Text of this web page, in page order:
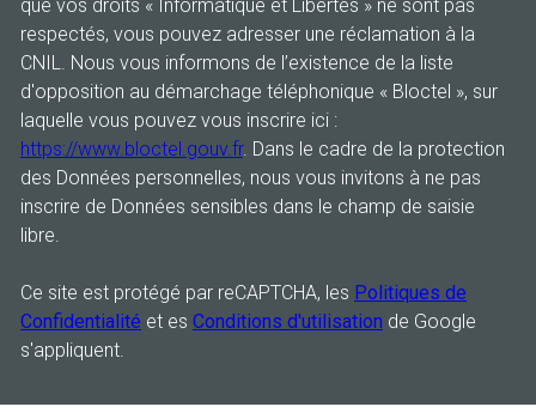
que vos droits « Informatique et Libertés » ne sont pas
respectés, vous pouvez adresser une réclamation à la
CNIL. Nous vous informons de l’existence de la liste
d'opposition au démarchage téléphonique « Bloctel », sur
laquelle vous pouvez vous inscrire ici :
https://www.bloctel.gouv.fr. Dans le cadre de la protection
des Données personnelles, nous vous invitons à ne pas
inscrire de Données sensibles dans le champ de saisie
libre.
Ce site est protégé par reCAPTCHA, les Politiques de
Confidentialité et es Conditions d'utilisation de Google
s'appliquent.